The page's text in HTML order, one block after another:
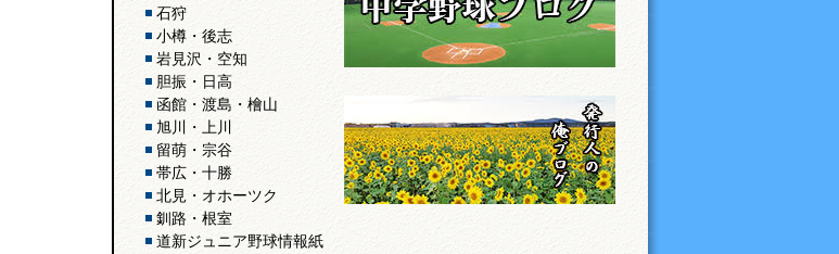
石狩
小樽・後志
岩見沢・空知
胆振・日高
函館・渡島・檜山
旭川・上川
留萌・宗谷
帯広・十勝
北見・オホーツク
釧路・根室
道新ジュニア野球情報紙